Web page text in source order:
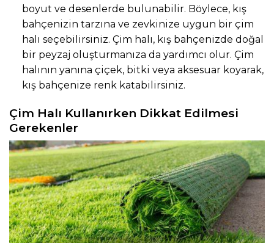
boyut ve desenlerde bulunabilir. Böylece, kış
bahçenizin tarzına ve zevkinize uygun bir çim
halı seçebilirsiniz. Çim halı, kış bahçenizde doğal
bir peyzaj oluşturmanıza da yardımcı olur. Çim
halının yanına çiçek, bitki veya aksesuar koyarak,
kış bahçenize renk katabilirsiniz.
Çim Halı Kullanırken Dikkat Edilmesi
Gerekenler